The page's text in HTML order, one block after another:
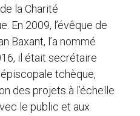
la Charité
En 2009, l’évêque de
Baxant, l’a nommé
il était secrétaire
tchèque,
des projets à l’échelle
le public et aux